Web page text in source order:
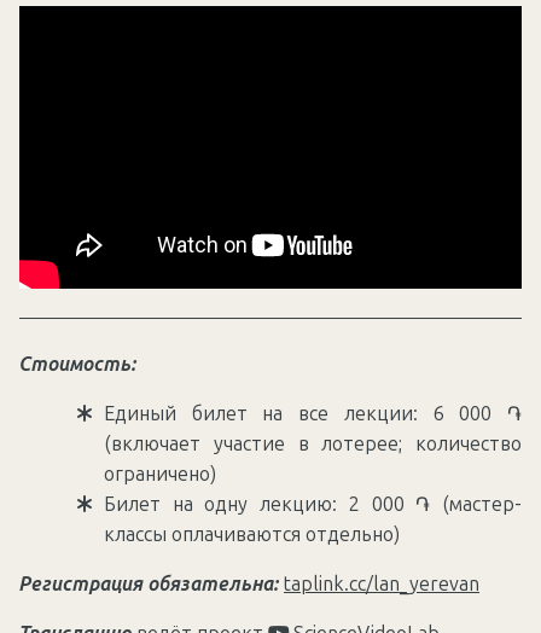
Стоимость:
Единый билет на все лекции: 6 000 ֏
(включает участие в лотерее; количество
ограничено)
Билет на одну лекцию: 2 000 ֏ (мастер-
классы оплачиваются отдельно)
Регистрация обязательна: taplink.cc/lan_yerevan